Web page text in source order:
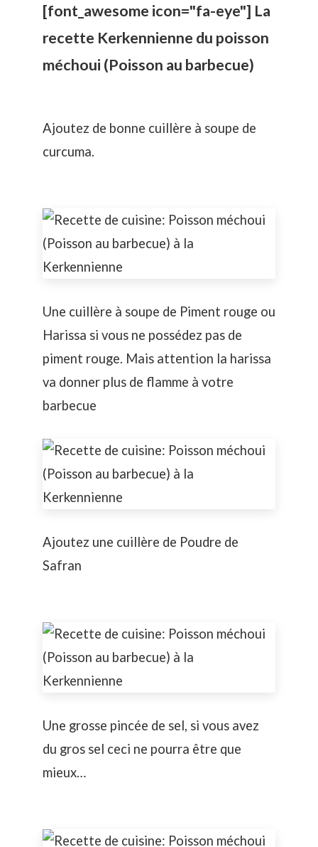
[font_awesome icon="fa-eye"] La
recette Kerkennienne du poisson
méchoui (Poisson au barbecue)
Ajoutez de bonne cuillère à soupe de
curcuma.
Une cuillère à soupe de Piment rouge ou
Harissa si vous ne possédez pas de
piment rouge. Mais attention la harissa
va donner plus de flamme à votre
barbecue
Ajoutez une cuillère de Poudre de
Safran
Une grosse pincée de sel, si vous avez
du gros sel ceci ne pourra être que
mieux…